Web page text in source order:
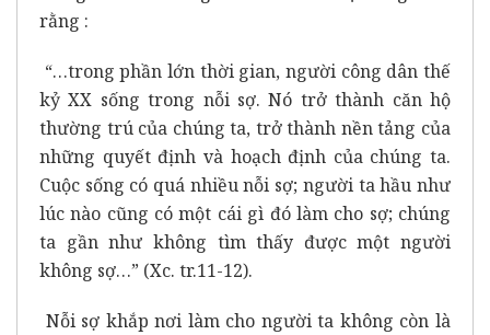
rằng :
“…trong phần lớn thời gian, người công dân thế
kỷ XX sống trong nỗi sợ. Nó trở thành căn hộ
thường trú của chúng ta, trở thành nền tảng của
những quyết định và hoạch định của chúng ta.
Cuộc sống có quá nhiều nỗi sợ; người ta hầu như
lúc nào cũng có một cái gì đó làm cho sợ; chúng
ta gần như không tìm thấy được một người
không sợ…” (Xc. tr.11-12).
Nỗi sợ khắp nơi làm cho người ta không còn là